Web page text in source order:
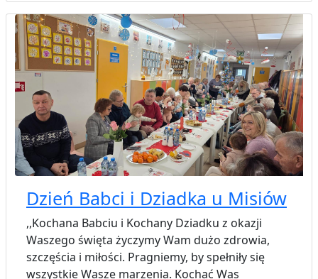
Dzień Babci i Dziadka u Misiów
,,Kochana Babciu i Kochany Dziadku z okazji
Waszego święta życzymy Wam dużo zdrowia,
szczęścia i miłości. Pragniemy, by spełniły się
wszystkie Wasze marzenia. Kochać Was